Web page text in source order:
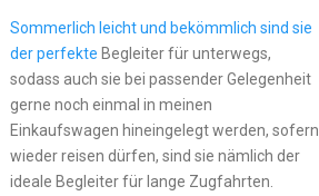
Sommerlich leicht und bekömmlich sind sie
der perfekte Begleiter für unterwegs,
sodass auch sie bei passender Gelegenheit
gerne noch einmal in meinen
Einkaufswagen hineingelegt werden, sofern
wieder reisen dürfen, sind sie nämlich der
ideale Begleiter für lange Zugfahrten.